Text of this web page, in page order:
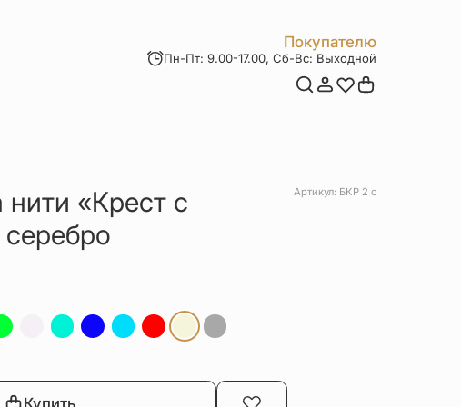
Покупателю
Пн-Пт: 9.00-17.00, Сб-Вс: Выходной
нити «Крест с
Артикул: БКР 2 с